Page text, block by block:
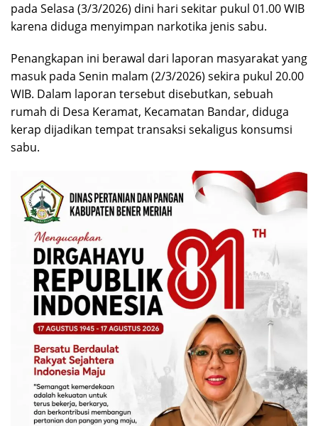
pada Selasa (3/3/2026) dini hari sekitar pukul 01.00 WIB
karena diduga menyimpan narkotika jenis sabu.
Penangkapan ini berawal dari laporan masyarakat yang
masuk pada Senin malam (2/3/2026) sekira pukul 20.00
WIB. Dalam laporan tersebut disebutkan, sebuah
rumah di Desa Keramat, Kecamatan Bandar, diduga
kerap dijadikan tempat transaksi sekaligus konsumsi
sabu.